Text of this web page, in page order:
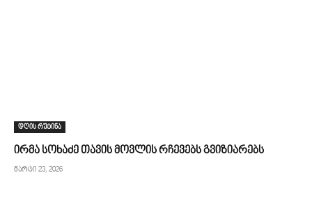
დღის რუტინა
ირმა სოხაძე თავის მოვლის რჩევებს გვიზიარებს
მარტი 23, 2026